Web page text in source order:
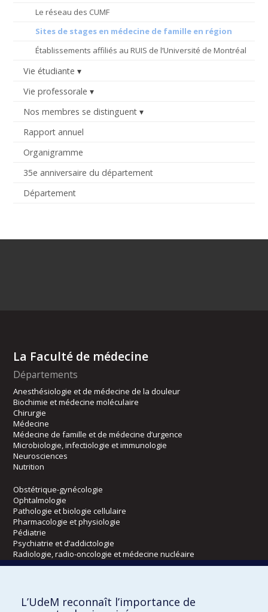
Le réseau des CUMF
Sites de stages en médecine de famille en région
Établissements affiliés au RUIS de l’Université de Montréal
Vie étudiante
Vie professorale
Nos membres se distinguent
Rapport annuel
Organigramme
35e anniversaire du département
Département
La Faculté de médecine
Départements
Anesthésiologie et de médecine de la douleur
Biochimie et médecine moléculaire
Chirurgie
Médecine
Médecine de famille et de médecine d’urgence
Microbiologie, infectiologie et immunologie
Neurosciences
Nutrition
Obstétrique-gynécologie
Ophtalmologie
Pathologie et biologie cellulaire
Pharmacologie et physiologie
Pédiatrie
Psychiatrie et d’addictologie
Radiologie, radio-oncologie et médecine nucléaire
L’UdeM reconnaît l’importance de